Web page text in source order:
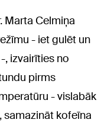
Marta Celmiņa
- iet gulēt un
, izvairīties no
pirms
- vislabāk
samazināt kofeīna